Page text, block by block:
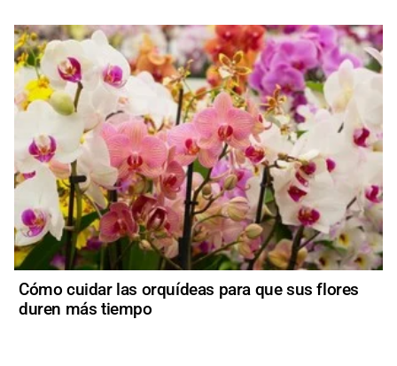
Cómo cuidar las orquídeas para que sus flores
duren más tiempo